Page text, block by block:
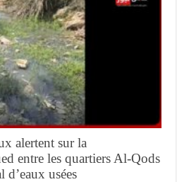
alertent sur la
entre les quartiers Al-Qods
d’eaux usées